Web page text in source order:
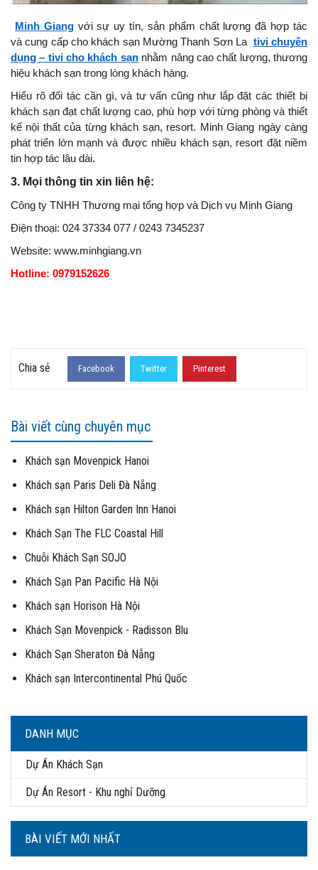
Minh Giangvới sự uy tín, sản phẩm chất lượng đã hợp tác
và cung cấp cho khách sạn Mường Thanh Sơn La tivi chuyên
dụng – tivi cho khách sạnnhằm nâng cao chất lượng, thương
hiệu khách sạn trong lòng khách hàng.
Hiểu rõ đối tác cần gì, và tư vấn cũng như lắp đặt các thiết bị
khách sạn đạt chất lượng cao, phù hợp với từng phòng và thiết
kế nội thất của từng khách sạn, resort. Minh Giang ngày càng
phát triển lớn mạnh và được nhiều khách sạn, resort đặt niềm
tin hợp tác lâu dài.
3. Mọi thông tin xin liên hệ:
Công ty TNHH Thương mại tổng hợp và Dịch vụ Minh Giang
Điện thoại: 024 37334 077 / 0243 7345237
Website: www.minhgiang.vn
Hotline: 0979152626
Chia sẻ Facebook Twitter Pinterest
Bài viết cùng chuyên mục
Khách sạn Movenpick Hanoi
Khách sạn Paris Deli Đà Nẵng
Khách sạn Hilton Garden Inn Hanoi
Khách Sạn The FLC Coastal Hill
Chuỗi Khách Sạn SOJO
Khách Sạn Pan Pacific Hà Nội
Khách sạn Horison Hà Nội
Khách Sạn Movenpick - Radisson Blu
Khách Sạn Sheraton Đà Nẵng
Khách sạn Intercontinental Phú Quốc
DANH MỤC
Dự Án Khách Sạn
Dự Án Resort - Khu nghỉ Dưỡng
BÀI VIẾT MỚI NHẤT